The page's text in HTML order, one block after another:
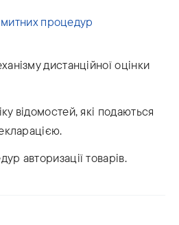
процедур
дистанційної оцінки
відомостей, які подаються
авторизації товарів.